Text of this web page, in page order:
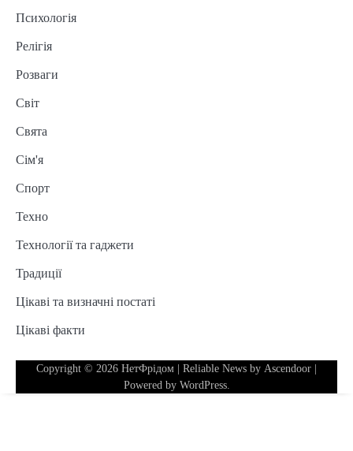
Психологія
Релігія
Розваги
Світ
Свята
Сім'я
Спорт
Техно
Технології та гаджети
Традиції
Цікаві та визначні постаті
Цікаві факти
Copyright © 2026 НетФрідом | Reliable News by Ascendoor
Powered by WordPress.